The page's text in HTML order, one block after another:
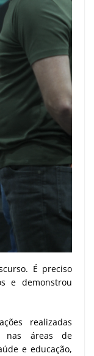
É preciso
e demonstrou
realizadas
nas áreas de
e educação,